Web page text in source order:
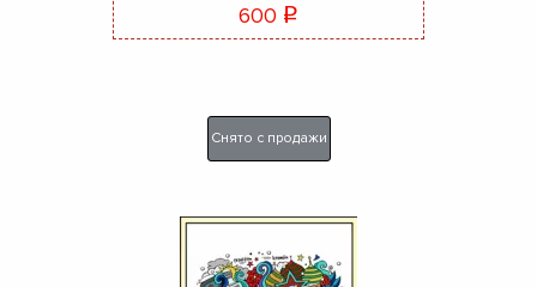
600 q
Снято с продажи